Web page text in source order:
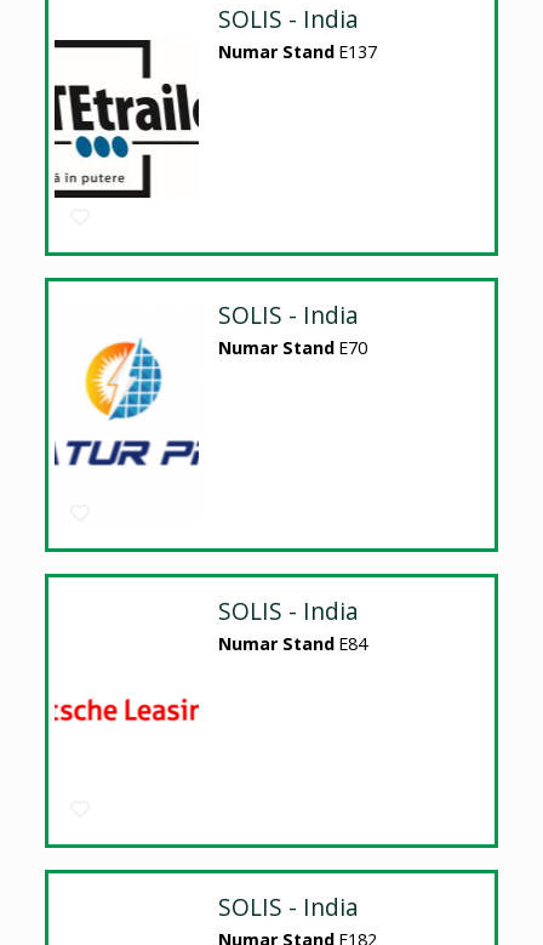
SOLIS - India
Numar Stand E137
SOLIS - India
Numar Stand E70
SOLIS - India
Numar Stand E84
SOLIS - India
Numar Stand E182